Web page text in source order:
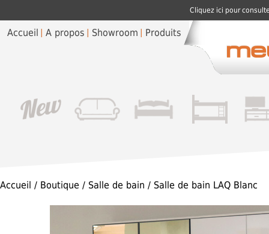
Cliquez ici pour
Accueil A propos Showroom Produits
Accueil / Boutique / Salle de bain / Salle de bain LAQ Blanc